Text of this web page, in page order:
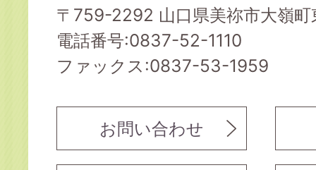
〒759-2292 山口県美祢市大嶺
電話番号:0837-52-1110
ファックス:0837-53-1959
お問い合わせ